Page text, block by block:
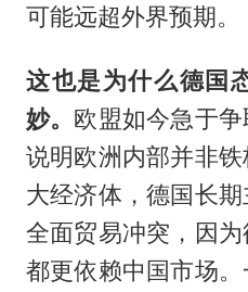
可能远超外界预期。
这也是为什么德国
妙。 欧盟如今急于
说明欧洲内部并非
大经济体，德国长
全面贸易冲突，因
都更依赖中国市场